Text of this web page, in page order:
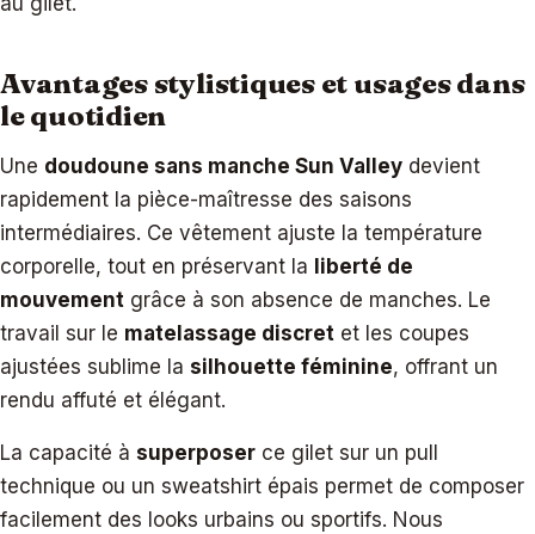
Avantages stylistiques et usages dans
le quotidien
Une doudoune sans manche Sun Valley devient
rapidement la pièce-maîtresse des saisons
intermédiaires. Ce vêtement ajuste la température
corporelle, tout en préservant la liberté de
mouvement grâce à son absence de manches. Le
travail sur le matelassage discret et les coupes
ajustées sublime la silhouette féminine, offrant un
rendu affuté et élégant.
La capacité à superposer ce gilet sur un pull
technique ou un sweatshirt épais permet de composer
facilement des looks urbains ou sportifs. Nous